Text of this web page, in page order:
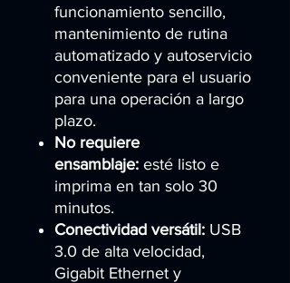
funcionamiento sencillo,
mantenimiento de rutina
automatizado y autoservicio
conveniente para el usuario
para una operación a largo
plazo.
No requiere
ensamblaje: esté listo e
imprima en tan solo 30
minutos.
Conectividad versátil: USB
3.0 de alta velocidad,
Gigabit Ethernet y